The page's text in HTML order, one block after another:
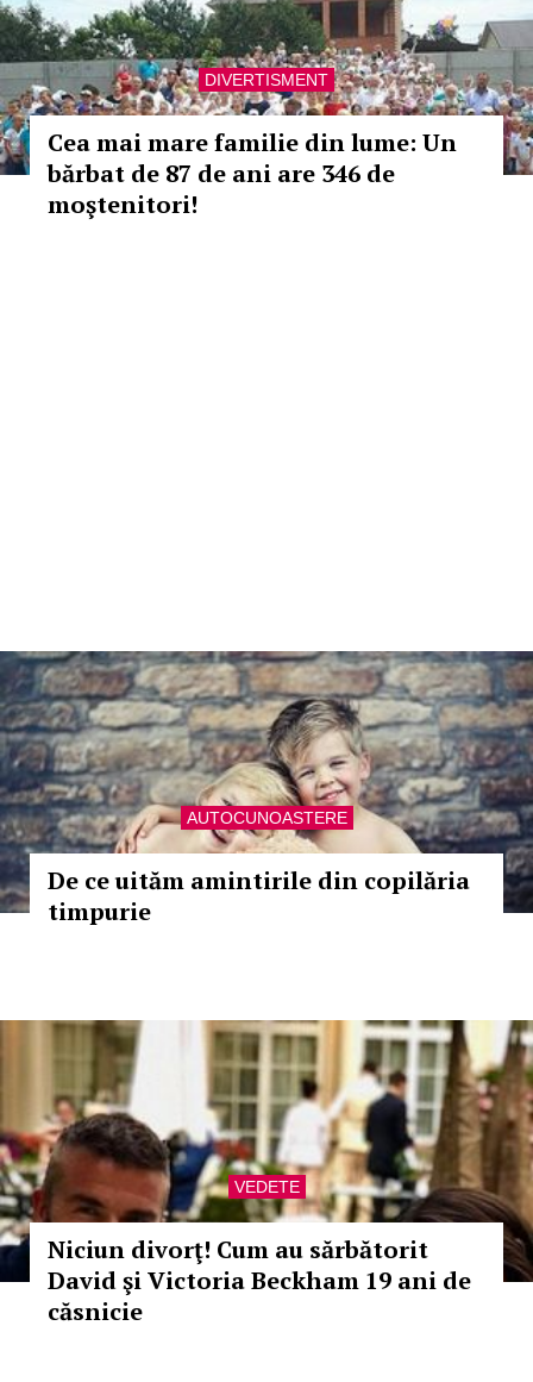
DIVERTISMENT
Cea mai mare familie din lume: Un
bărbat de 87 de ani are 346 de
moştenitori!
AUTOCUNOASTERE
De ce uităm amintirile din copilăria
timpurie
VEDETE
Niciun divorţ! Cum au sărbătorit
David şi Victoria Beckham 19 ani de
căsnicie